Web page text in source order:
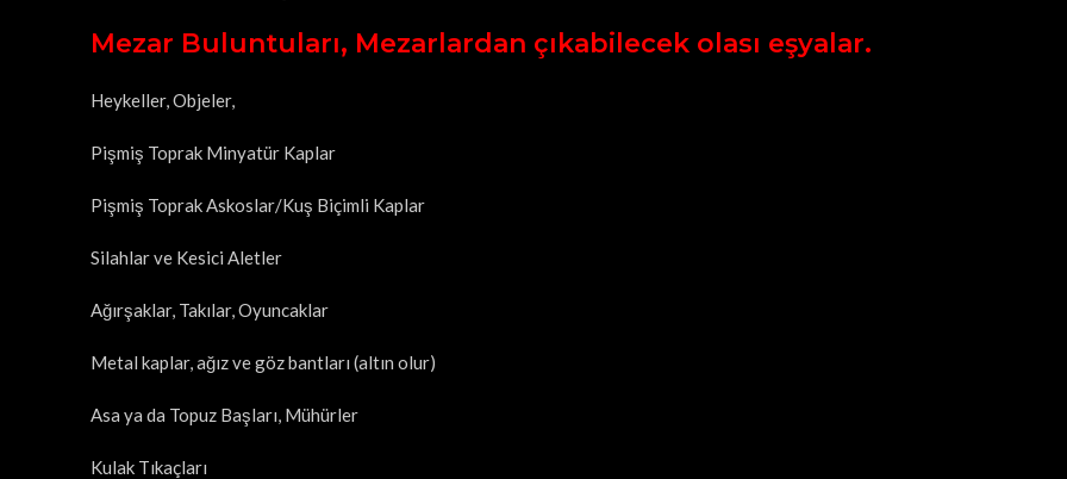
Mezar Buluntuları, Mezarlardan çıkabilecek olası eşyalar.
Heykeller, Objeler,
Pişmiş Toprak Minyatür Kaplar
Pişmiş Toprak Askoslar/Kuş Biçimli Kaplar
Silahlar ve Kesici Aletler
Ağırşaklar, Takılar, Oyuncaklar
Metal kaplar, ağız ve göz bantları (altın olur)
Asa ya da Topuz Başları, Mühürler
Kulak Tıkaçları